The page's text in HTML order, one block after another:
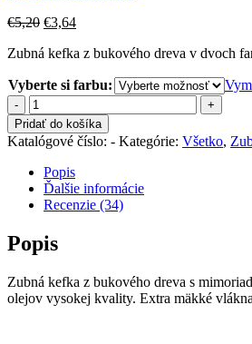
€5,20 Original
was:
€3,64Current
is:
Zubná kefka z bukového dreva v dvoch
Vyberte si farbu:
množstvo
ZEOZOE
Zubná
kefka
Extra
Soft
Pridať do košíka
Katalógové číslo: - Kategórie: Všetko,
Popis
Ďalšie informácie
Recenzie (34)
Popis
Zubná kefka z bukového dreva s
olejov vysokej kvality. Extra mäkké